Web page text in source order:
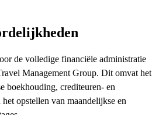
de volledige financiële administratie
Management Group. Dit omvat het
boekhouding, crediteuren- en
opstellen van maandelijkse en